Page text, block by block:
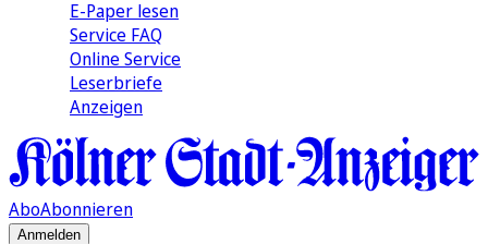
E-Paper lesen
Service FAQ
Online Service
Leserbriefe
Anzeigen
AboAbonnieren
Anmelden